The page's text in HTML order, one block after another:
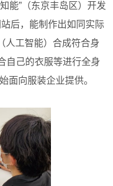
能”（东京丰岛区）开发
后，能制作出如同实际
人工智能）合成符合身
自己的衣服等进行全身
面向服装企业提供。